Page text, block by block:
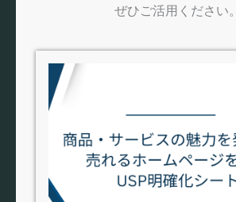
ぜひご活用ください。